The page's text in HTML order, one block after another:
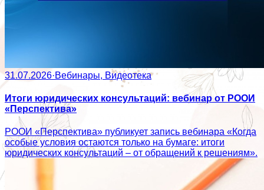
31.07.2026·Вебинары, Видеотека
Итоги юридических консультаций: вебинар от РООИ
«Перспектива»
РООИ «Перспектива» публикует запись вебинара «Когда
особые условия остаются только на бумаге: итоги
юридических консультаций – от обращений к решениям».